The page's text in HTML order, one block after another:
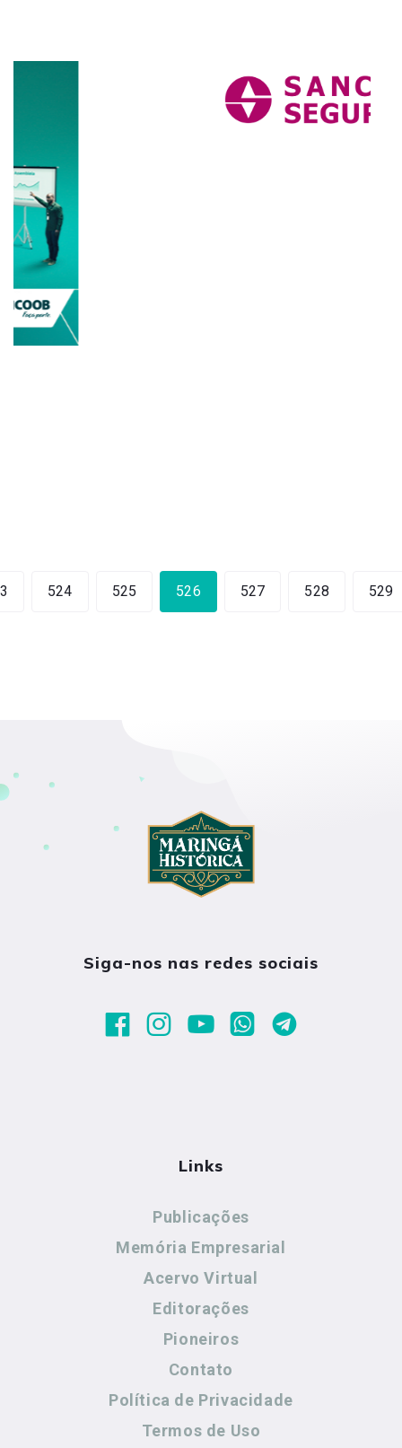
524 525 526 527 528 529
Siga-nos nas redes sociais
Links
Publicações
Memória Empresarial
Acervo Virtual
Editorações
Pioneiros
Contato
Política de Privacidade
Termos de Uso